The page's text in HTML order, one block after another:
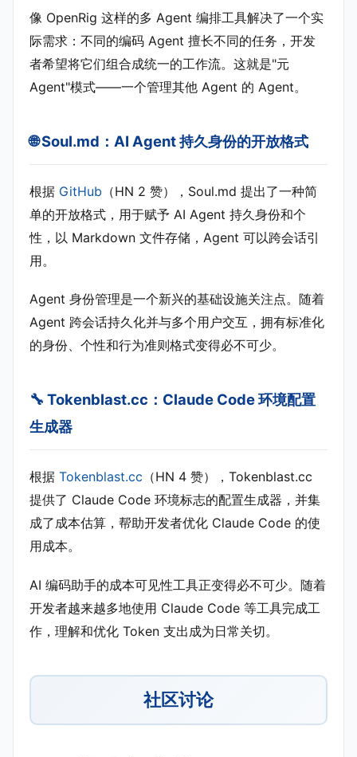
像 OpenRig 这样的多 Agent 编排工具解决了一个实
际需求：不同的编码 Agent 擅长不同的任务，开发
者希望将它们组合成统一的工作流。这就是"元
Agent"模式——一个管理其他 Agent 的 Agent。
🌐 Soul.md：AI Agent 持久身份的开放格式
根据 GitHub （HN 2 赞），Soul.md 提出了一种简
单的开放格式，用于赋予 AI Agent 持久身份和个
性，以 Markdown 文件存储，Agent 可以跨会话引
用。
Agent 身份管理是一个新兴的基础设施关注点。随着
Agent 跨会话持久化并与多个用户交互，拥有标准化
的身份、个性和行为准则格式变得必不可少。
🔧 Tokenblast.cc：Claude Code 环境配置
生成器
根据 Tokenblast.cc （HN 4 赞），Tokenblast.cc
提供了 Claude Code 环境标志的配置生成器，并集
成了成本估算，帮助开发者优化 Claude Code 的使
用成本。
AI 编码助手的成本可见性工具正变得必不可少。随着
开发者越来越多地使用 Claude Code 等工具完成工
作，理解和优化 Token 支出成为日常关切。
社区讨论